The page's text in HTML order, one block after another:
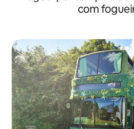
com